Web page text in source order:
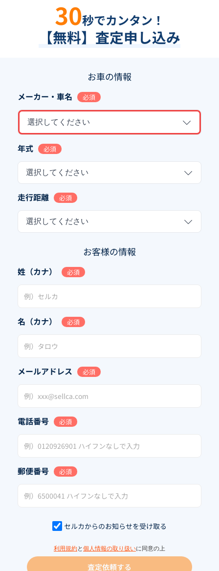
30秒でカンタン！
【無料】査定申し込み
お車の情報
メーカー・車名 必須
選択してください
年式 必須
選択してください
走行距離 必須
選択してください
お客様の情報
姓（カナ） 必須
名（カナ） 必須
メールアドレス 必須
電話番号 必須
郵便番号 必須
セルカからのお知らせを受け取る
利用規約と 個人情報の取り扱いに同意の上
査定依頼する